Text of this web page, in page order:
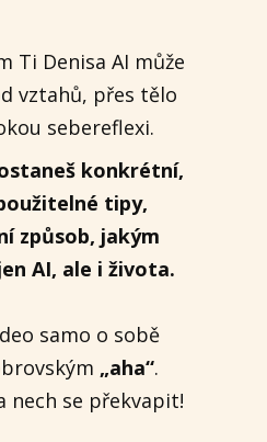
Ti Denisa AI může
vztahů, přes tělo
sebereflexi.
konkrétní,
tipy,
způsob, jakým
AI, ale i života.
samo o sobě
„aha“.
nech se překvapit!